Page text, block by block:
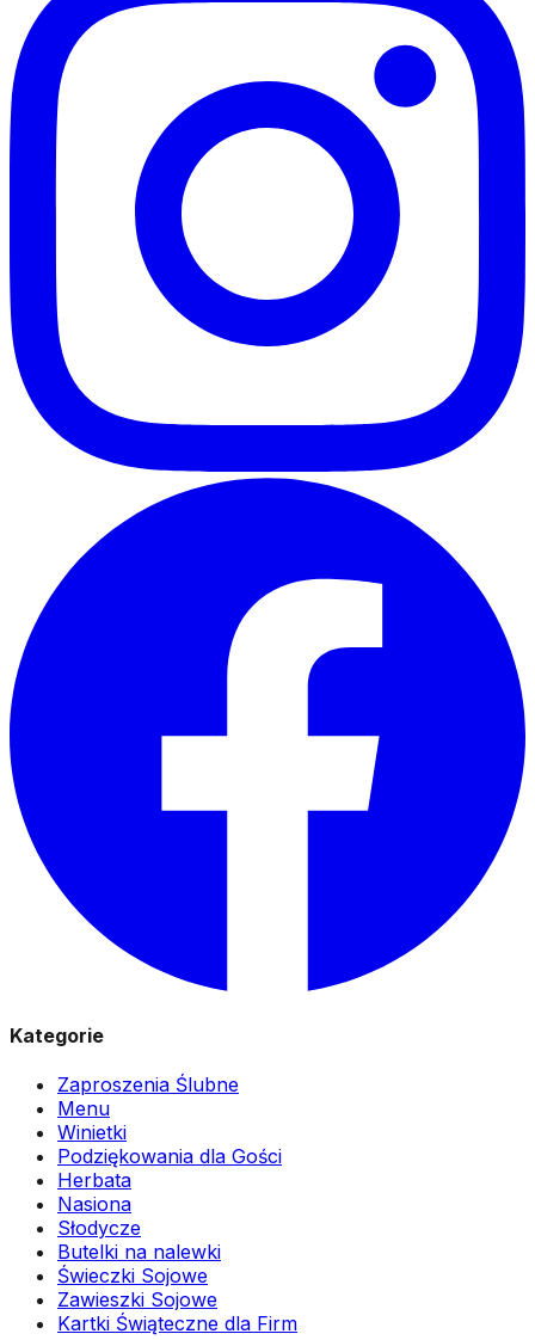
Kategorie
Zaproszenia Ślubne
Menu
Winietki
Podziękowania dla Gości
Herbata
Nasiona
Słodycze
Butelki na nalewki
Świeczki Sojowe
Zawieszki Sojowe
Kartki Świąteczne dla Firm